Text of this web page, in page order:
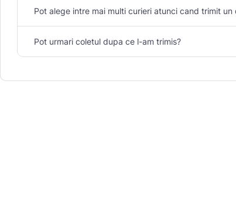
Pot alege intre mai multi curieri atunci cand trimit un
Pot urmari coletul dupa ce l-am trimis?